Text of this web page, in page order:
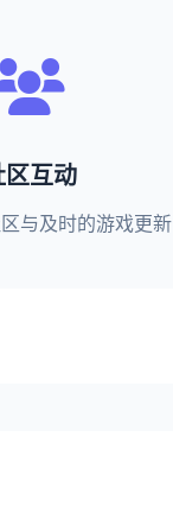
区互动
与及时的游戏更新